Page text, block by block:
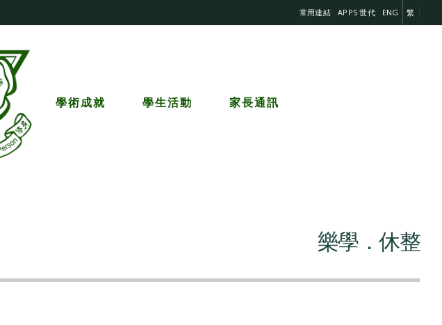
常用連結 APPS 世代 ENG 繁
學術成就 學生活動 家長通訊
樂學．休整